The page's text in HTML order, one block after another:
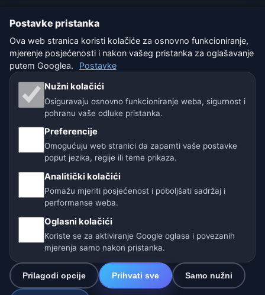
Naše vremenske stranice:
🇩🇪🇦🇹🇨🇭 Njemačka / Austrija / Švicarska
🌎 Latinska Amerika i Španjolska
🇮🇳 Južna i jugoistočna Azija
Operater: Spolek Minizoo.cz z.s. | IČO: 21135550 |
© 2026 Vrijeme Online · Podaci: Open-Meteo (ECMWF, ICON) ·
OpenWeatherMap · Upozorenja: DHMZ
Postavke pristanka
Ova web stranica koristi kolačiće za osnovno funkcioniranje,
mjerenje posjećenosti i nakon vašeg pristanka za oglašavanje
putem Googlea.
Postavke
Nužni kolačići
Osiguravaju osnovno funkcioniranje weba, sigurnost i
pohranu vaše odluke pristanka.
Preferencije
Omogućuju web stranici da zapamti vaše postavke
poput jezika, regije ili teme prikaza.
Analitički kolačići
Pomažu mjeriti posjećenost i poboljšati sadržaj i
performanse weba.
Oglasni kolačići
Koriste se za aktiviranje Google oglasa i povezanih
mjerenja samo nakon pristanka.
Prilagodi opcije Prihvati sve Samo nužni